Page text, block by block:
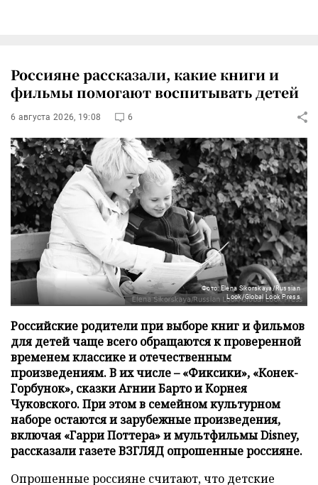
Россияне рассказали, какие книги и
фильмы помогают воспитывать детей
6 августа 2026, 19:08 6
Фото: Elena Sikorskaya/Russian
Look/Global Look Press
Российские родители при выборе книг и фильмов
для детей чаще всего обращаются к проверенной
временем классике и отечественным
произведениям. В их числе – «Фиксики», «Конек-
Горбунок», сказки Агнии Барто и Корнея
Чуковского. При этом в семейном культурном
наборе остаются и зарубежные произведения,
включая «Гарри Поттера» и мультфильмы Disney,
рассказали газете ВЗГЛЯД опрошенные россияне.
Опрошенные россияне считают, что детские